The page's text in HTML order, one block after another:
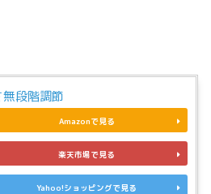
段階調節
Amazonで見る
楽天市場で見る
Yahoo!ショッピングで見る